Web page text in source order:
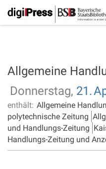
Allgemeine
Donnerstag, 21.
enthält: Allgemeine
polytechnische Zeitung
und Handlungs-Zeitung
Handlungs-Zeitung und